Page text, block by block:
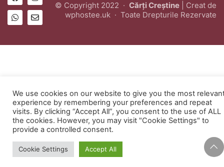
© Copyright 2022 · Cărți Creștine | Creat de
wphostee.uk · Toate Drepturile Rezervate
We use cookies on our website to give you the most
experience by remembering your preferences and repeat
visits. By clicking “Accept All”, you consent to the use of ALL
the cookies. However, you may visit "Cookie Settings" to
provide a controlled consent.
Cookie Settings Accept All